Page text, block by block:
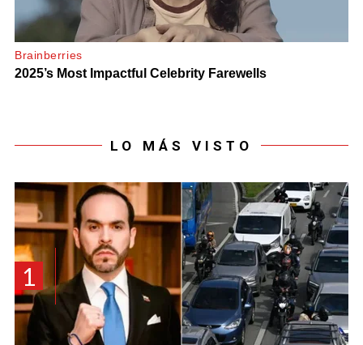
LO MÁS VISTO
1